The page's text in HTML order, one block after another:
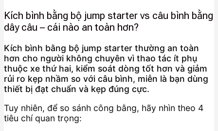
Kích bình bằng bộ jump starter vs câu bình bằng
dây câu – cái nào an toàn hơn?
Kích bình bằng bộ jump starter thường an toàn
hơn cho người không chuyên vì thao tác ít phụ
thuộc xe thứ hai, kiểm soát dòng tốt hơn và giảm
rủi ro kẹp nhầm so với câu bình, miễn là bạn dùng
thiết bị đạt chuẩn và kẹp đúng cực.
Tuy nhiên, để so sánh công bằng, hãy nhìn theo 4
tiêu chí quan trọng: